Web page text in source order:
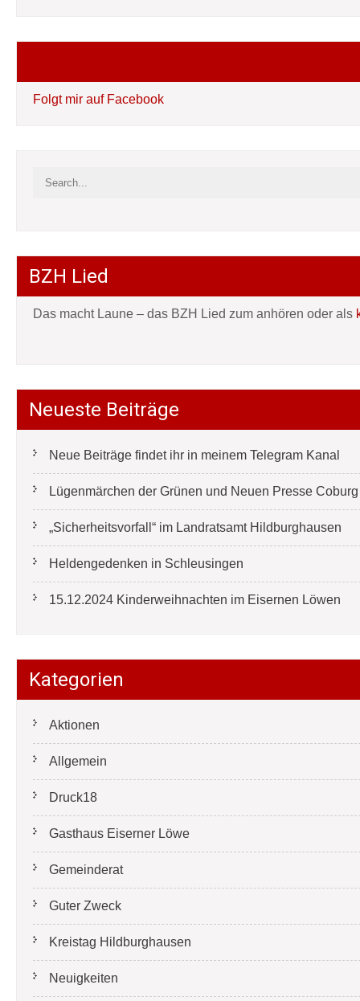
Folgt mir auf Facebook
BZH Lied
Das macht Laune – das BZH Lied zum anhören oder als
Neueste Beiträge
Neue Beiträge findet ihr in meinem Telegram Kanal
Lügenmärchen der Grünen und Neuen Presse
„Sicherheitsvorfall“ im Landratsamt Hildburghausen
Heldengedenken in Schleusingen
15.12.2024 Kinderweihnachten im Eisernen Löwen
Kategorien
Aktionen
Allgemein
Druck18
Gasthaus Eiserner Löwe
Gemeinderat
Guter Zweck
Kreistag Hildburghausen
Neuigkeiten